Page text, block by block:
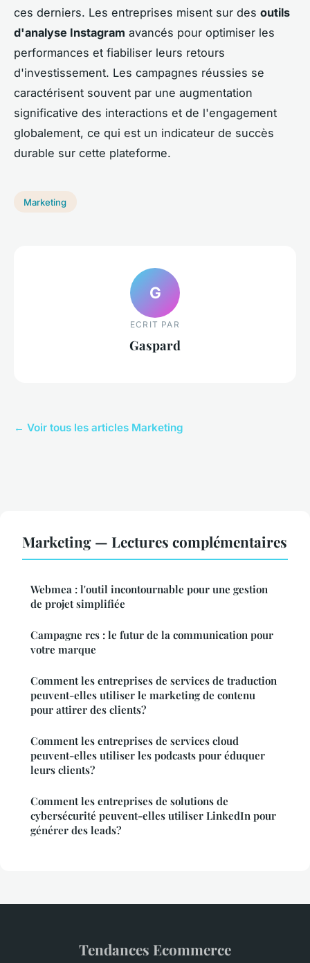
ces derniers. Les entreprises misent sur des outils
d'analyse Instagram avancés pour optimiser les
performances et fiabiliser leurs retours
d'investissement. Les campagnes réussies se
caractérisent souvent par une augmentation
significative des interactions et de l'engagement
globalement, ce qui est un indicateur de succès
durable sur cette plateforme.
Marketing
G
ECRIT PAR
Gaspard
← Voir tous les articles Marketing
Marketing — Lectures complémentaires
Webmea : l'outil incontournable pour une gestion
de projet simplifiée
Campagne rcs : le futur de la communication pour
votre marque
Comment les entreprises de services de traduction
peuvent-elles utiliser le marketing de contenu
pour attirer des clients?
Comment les entreprises de services cloud
peuvent-elles utiliser les podcasts pour éduquer
leurs clients?
Comment les entreprises de solutions de
cybersécurité peuvent-elles utiliser LinkedIn pour
générer des leads?
Tendances Ecommerce